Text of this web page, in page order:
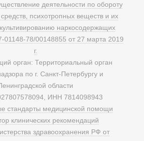
деятельности по обороту
средств, психотропных веществ и их
наркосодержащих
78/00148855 от 27 марта 2019
г.
орган: Территориальный орган
по г. Санкт-Петербургу и
области
ИНН 7814098943
стандарты медицинской помощи
клинических рекомендаций
здравоохранения РФ от